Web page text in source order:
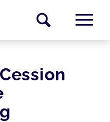
Cession